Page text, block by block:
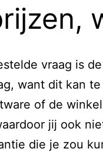
vraag is
want dit kan
of de
jij ook
die je zou